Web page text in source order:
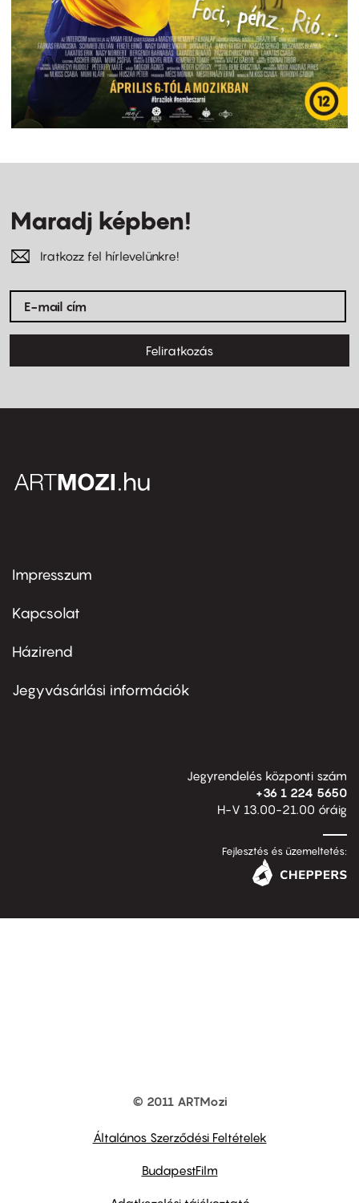
Maradj képben!
Iratkozz fel hírlevelünkre!
Feliratkozás
Footer
first
Impresszum
Kapcsolat
Footer
second
Házirend
Jegyvásárlási információk
Jegyrendelés központi szám
+36 1 224 5650
H-V 13.00-21.00 óráig
Fejlesztés és üzemeltetés:
© 2011 ARTMozi
Általános Szerződési Feltételek
BudapestFilm